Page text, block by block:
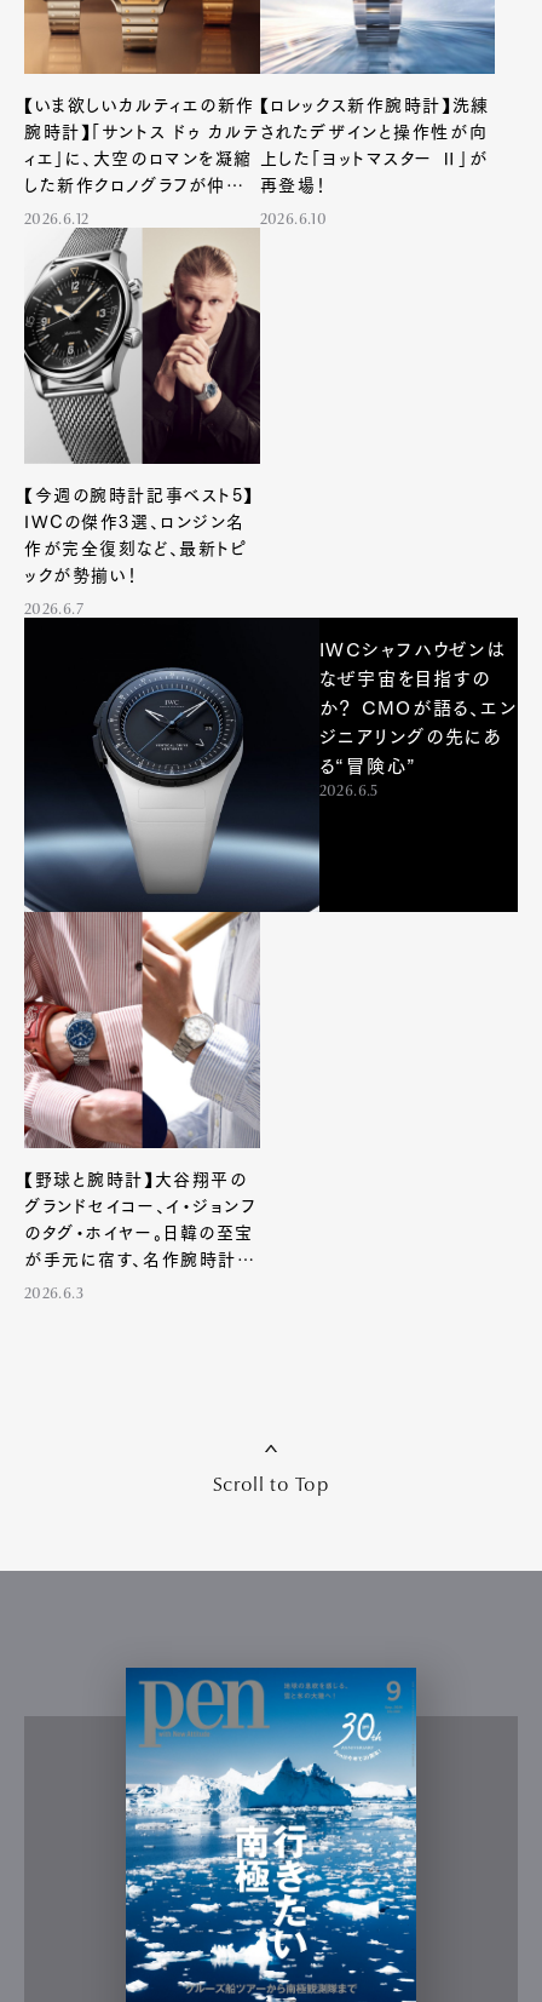
【いま欲しいカルティエの新作
腕時計】「サントス ドゥ カルテ
ィエ」に、大空のロマンを凝縮
した新作クロノグラフが仲間
入り
2026.6.12
【ロレックス新作腕時計】洗練
されたデザインと操作性が向
上した「ヨットマスター Ⅱ」が
再登場！
2026.6.10
【今週の腕時計記事ベスト5】
IWCの傑作3選、ロンジン名
作が完全復刻など、最新トピ
ックが勢揃い！
2026.6.7
IWCシャフハウゼンは
なぜ宇宙を目指すの
か？ CMOが語る、エン
ジニアリングの先にあ
る“冒険心”
2026.6.5
【野球と腕時計】大谷翔平の
グランドセイコー、イ・ジョンフ
のタグ・ホイヤー。日韓の至宝
が手元に宿す、名作腕時計を
紹介！
2026.6.3
Scroll to Top